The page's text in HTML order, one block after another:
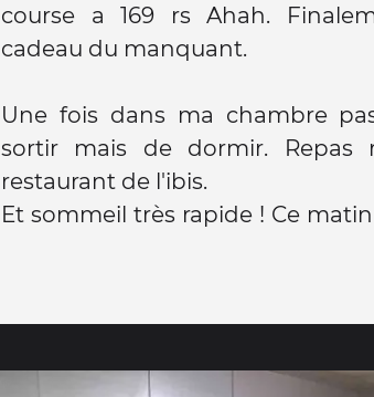
course a 169 rs Ahah.
cadeau du manquant.
Une fois dans ma chambre
sortir mais de dormir. Repas
restaurant de l'ibis.
Et sommeil très rapide ! Ce